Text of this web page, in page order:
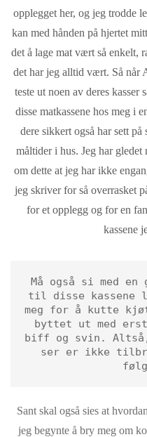
opplegget her, og jeg trodde
kan med hånden på hjertet
det å lage mat vært så enkelt,
det har jeg alltid vært. Så når
teste ut noen av deres kasser
disse matkassene hos meg i
dere sikkert også har sett
måltider i hus. Jeg har
om dette at jeg har ikke
jeg skriver for så overrasket
for et opplegg og for en
kassene
Må også si med
til disse kassene
meg for å kutte
byttet ut med
biff og svin.
ser er ikke
Sant skal også sies at
jeg begynte å bry meg om